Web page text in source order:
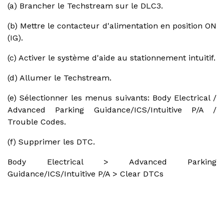
(a) Brancher le Techstream sur le DLC3.
(b) Mettre le contacteur d'alimentation en position ON
(IG).
(c) Activer le système d'aide au stationnement intuitif.
(d) Allumer le Techstream.
(e) Sélectionner les menus suivants: Body Electrical /
Advanced Parking Guidance/ICS/Intuitive P/A /
Trouble Codes.
(f) Supprimer les DTC.
Body Electrical > Advanced Parking
Guidance/ICS/Intuitive P/A > Clear DTCs